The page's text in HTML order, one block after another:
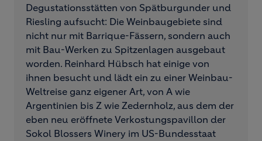
Degustationsstätten von Spätburgunder und
Riesling aufsucht: Die Weinbaugebiete sind
nicht nur mit Barrique-Fässern, sondern auch
mit Bau-Werken zu Spitzenlagen ausgebaut
worden. Reinhard Hübsch hat einige von
ihnen besucht und lädt ein zu einer Weinbau-
Weltreise ganz eigener Art, von A wie
Argentinien bis Z wie Zedernholz, aus dem der
eben neu eröffnete Verkostungspavillon der
Sokol Blossers Winery im US-Bundesstaat